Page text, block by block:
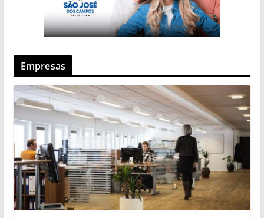
Empresas